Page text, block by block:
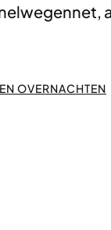
OVERNACHTEN